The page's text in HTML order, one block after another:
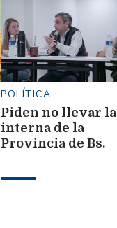
POLÍTICA
Piden no llevar la
interna de la
Provincia de Bs.
nación